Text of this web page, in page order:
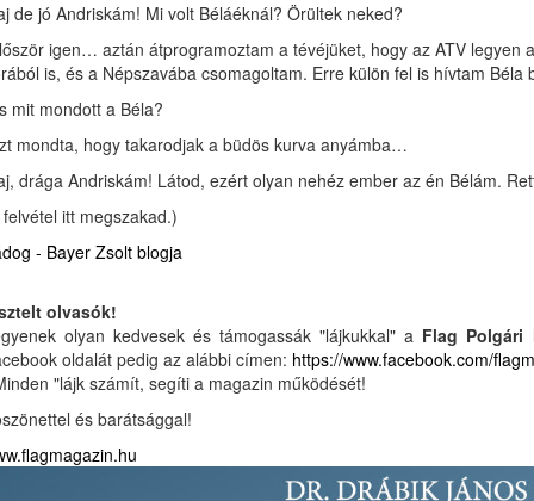
de jó Andriskám! Mi volt Béláéknál? Örültek neked?
igen… aztán átprogramoztam a tévéjüket, hogy az ATV
is, és a Népszavába csomagoltam. Erre külön fel is hívtam
mit mondott a Béla?
mondta, hogy takarodjak a büdös kurva anyámba…
drága Andriskám! Látod, ezért olyan nehéz ember az én Bélám.
itt megszakad.)
- Bayer Zsolt blogja
olvasók!
olyan kedvesek és támogassák "lájkukkal" a Flag Polgári
oldalát pedig az alábbi címen: https://www.facebook.com/
"lájk számít, segíti a magazin működését!
és barátsággal!